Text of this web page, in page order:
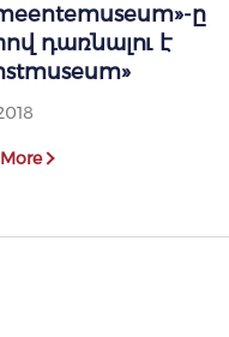
ը
դառնալու է